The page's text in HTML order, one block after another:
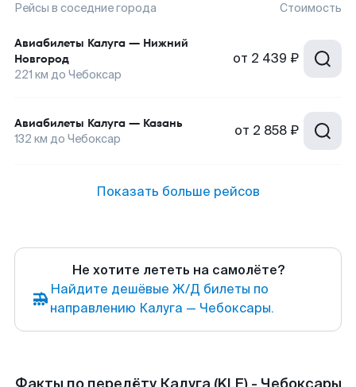
Рейсы в соседние города Стоимость
Авиабилеты Калуга — Нижний
Новгород
221 км до Чебоксар
от 2 439 ₽
Авиабилеты Калуга — Казань
132 км до Чебоксар от 2 858 ₽
Показать больше рейсов
Не хотите лететь на самолёте?
Найдите дешёвые Ж/Д билеты по
направлению Калуга — Чебоксары.